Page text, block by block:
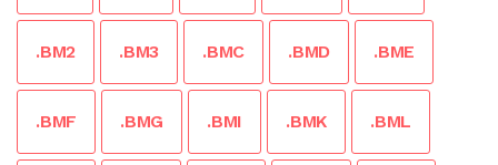
.BM2 .BM3 .BMC .BMD .BME
.BMF .BMG .BMI .BMK .BML